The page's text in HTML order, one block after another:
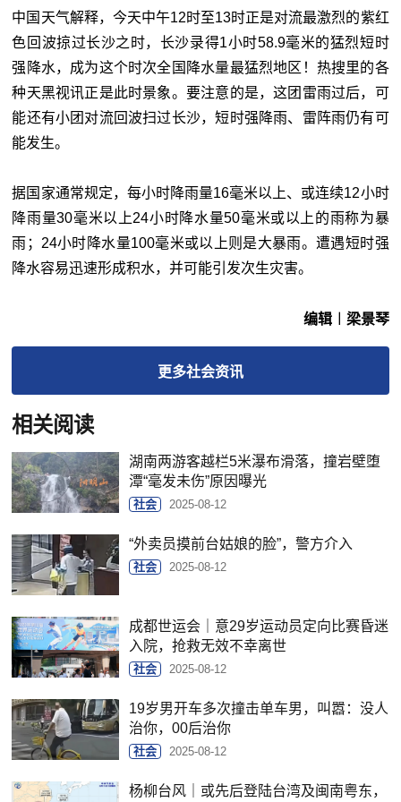
中国天气解释，今天中午12时至13时正是对流最激烈的紫红
色回波掠过长沙之时，长沙录得1小时58.9毫米的猛烈短时
强降水，成为这个时次全国降水量最猛烈地区！热搜里的各
种天黑视讯正是此时景象。要注意的是，这团雷雨过后，可
能还有小团对流回波扫过长沙，短时强降雨、雷阵雨仍有可
能发生。
据国家通常规定，每小时降雨量16毫米以上、或连续12小时
降雨量30毫米以上24小时降水量50毫米或以上的雨称为暴
雨；24小时降水量100毫米或以上则是大暴雨。遭遇短时强
降水容易迅速形成积水，并可能引发次生灾害。
编辑︱梁景琴
更多社会资讯
相关阅读
湖南两游客越栏5米瀑布滑落，撞岩壁堕
潭“毫发未伤”原因曝光
社会 2025-08-12
“外卖员摸前台姑娘的脸”，警方介入
社会 2025-08-12
成都世运会｜意29岁运动员定向比赛昏迷
入院，抢救无效不幸离世
社会 2025-08-12
19岁男开车多次撞击单车男，叫嚣：没人
治你，00后治你
社会 2025-08-12
杨柳台风｜或先后登陆台湾及闽南粤东，